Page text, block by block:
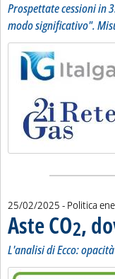
Prospettate cessioni in
modo significativo".
25/02/2025 - Politica
Aste CO2,
L'analisi di Ecco: